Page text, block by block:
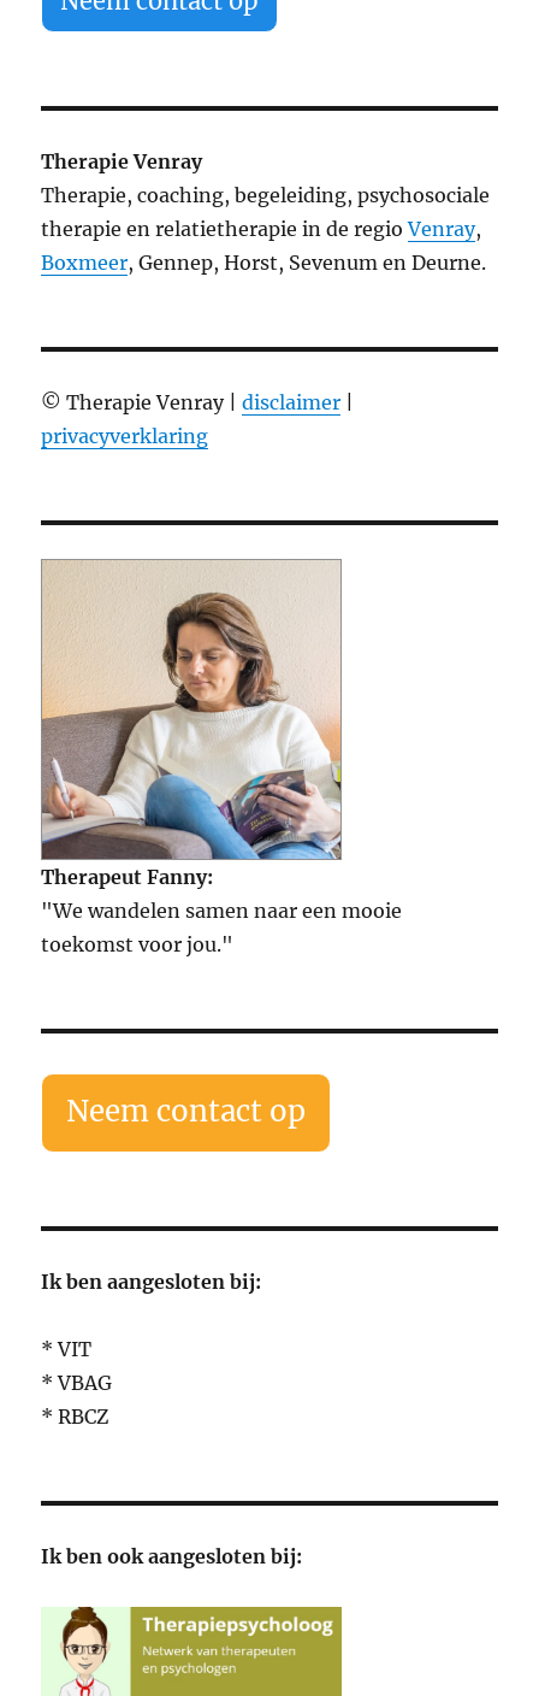
Therapie Venray
Therapie, coaching, begeleiding, psychosociale
therapie en relatietherapie in de regioVenray,
Boxmeer, Gennep, Horst, Sevenum en Deurne.
© Therapie Venray |disclaimer
privacyverklaring
Therapeut Fanny:
"We wandelen samen naar een mooie
toekomst voor jou."
Neem contact op
Ik ben aangesloten bij:
* VIT
* VBAG
* RBCZ
Ik ben ook aangesloten bij: